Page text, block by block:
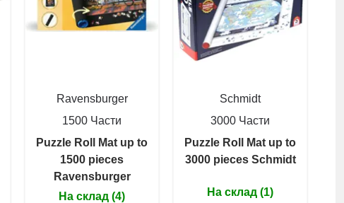
Ravensburger
1500 Части
Puzzle Roll Mat up to
1500 pieces
Ravensburger
На склад (4)
Schmidt
3000 Части
Puzzle Roll Mat up to
3000 pieces Schmidt
На склад (1)